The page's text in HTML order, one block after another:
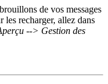
de vos messages
les recharger, allez dans
--> Gestion des